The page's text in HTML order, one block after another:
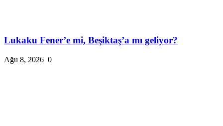
Lukaku Fener’e mi, Beşiktaş’a mı geliyor?
Ağu 8, 2026 0